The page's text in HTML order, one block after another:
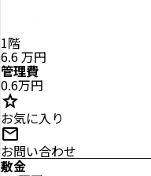
1階
6.6万円
管理費
0.6万円
star
お気に入り
mail
お問い合わせ
敷金